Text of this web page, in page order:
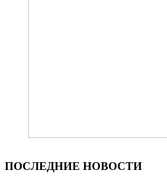
ПОСЛЕДНИЕ НОВОСТИ